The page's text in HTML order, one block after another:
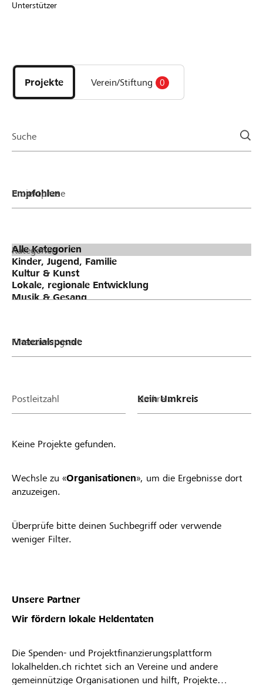
DE FR IT
Unterstützer
Projekte
und
Organisationen
Projekte Verein/Stiftung 0
Suche
Projektphase
Kategorien
Finanzierungsart
Postleitzahl Umkreis
Keine Projekte gefunden.
Wechsle zu «Organisationen», um die Ergebnisse dort
anzuzeigen.
Überprüfe bitte deinen Suchbegriff oder verwende
weniger Filter.
Unsere Partner
Wir fördern lokale Heldentaten
Die Spenden- und Projektfinanzierungsplattform
lokalhelden.ch richtet sich an Vereine und andere
gemeinnützige Organisationen und hilft, Projekte